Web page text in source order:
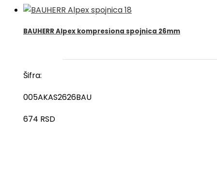
BAUHERR Alpex kompresiona spojnica 26mm
Šifra:
005AKAS2626BAU
674 RSD